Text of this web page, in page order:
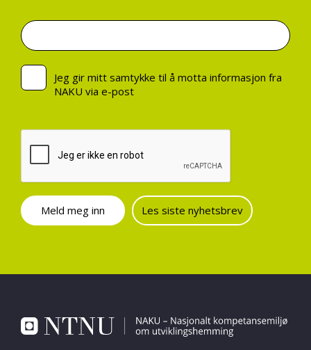
Jeg gir mitt samtykke til å motta informasjon fra
NAKU via e-post
Les siste nyhetsbrev